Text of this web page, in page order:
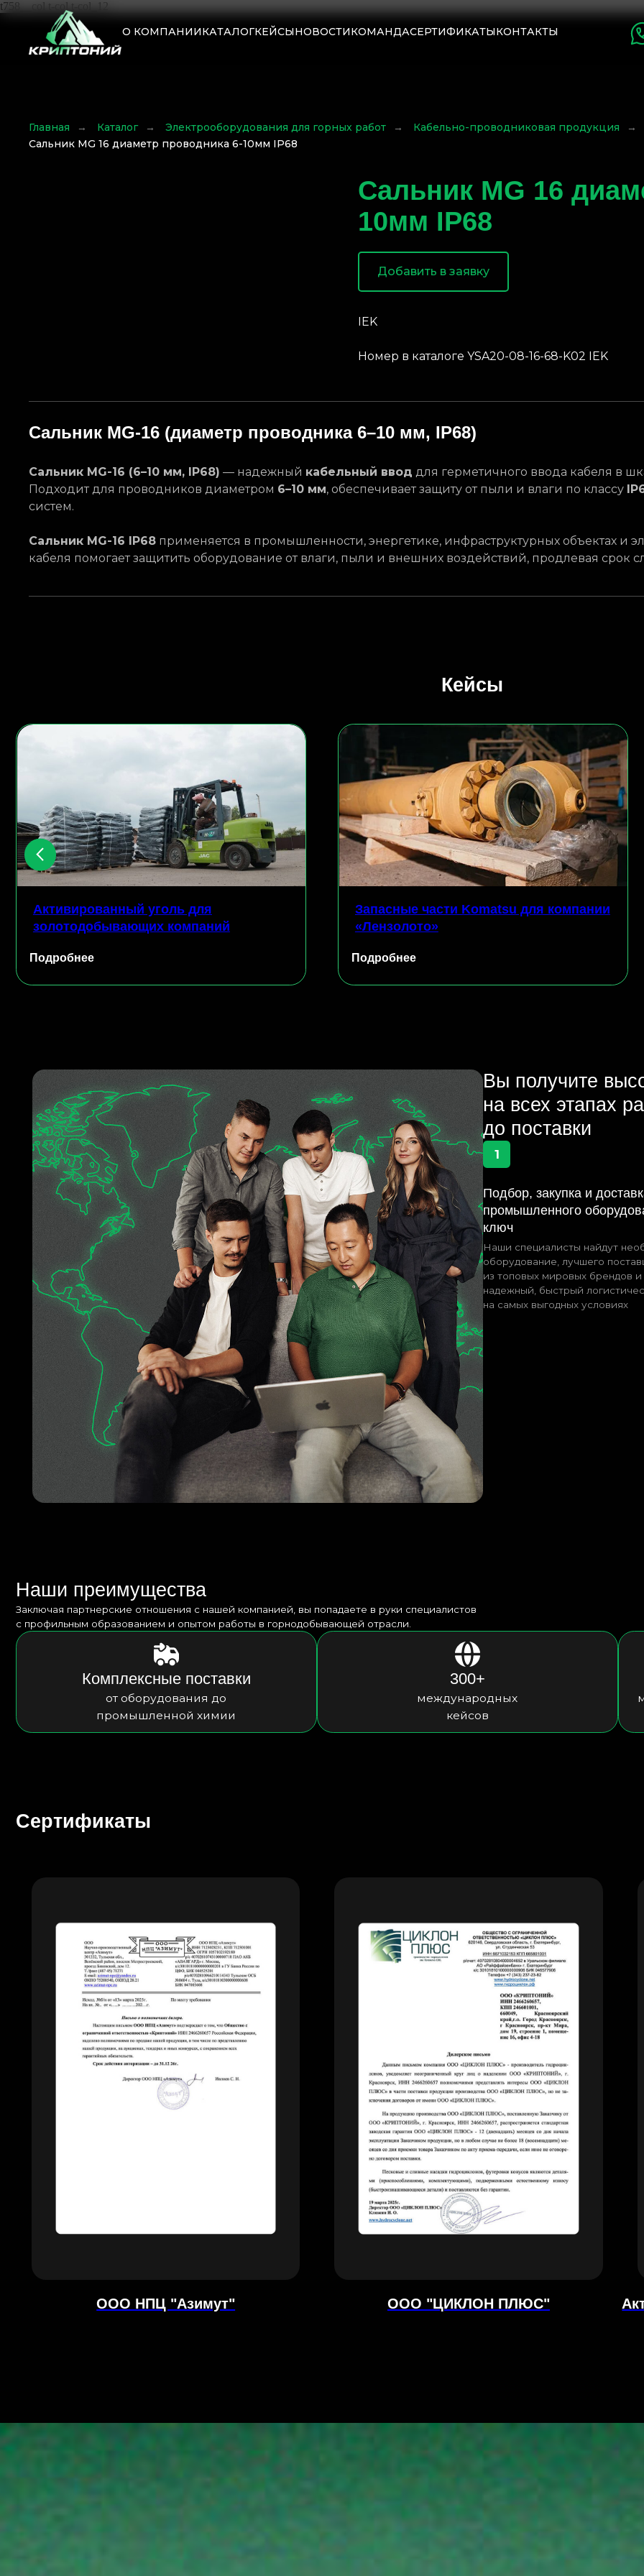
О КОМПАНИИКАТАЛОГКЕЙСЫНОВОСТИКОМАНДАСЕРТИФИКАТЫКОНТАКТЫ
t758__col t-col t-col_12
Главная → Каталог → Электрооборудования для горных работ → Кабельно-проводниковая продукция
→
Сальник MG 16 диаметр проводника 6-10мм IP68
Сальник MG 16
10мм IP68
Добавить в заявку
IEK
Номер в каталоге YSA20-08-16-68-K02 IEK
Сальник MG-16 (диаметр проводника 6–10 мм, IP68)
Сальник MG-16 (6–10 мм, IP68) — надежный кабельный ввод для герметичного ввода кабеля в
Подходит для проводников диаметром 6–10 мм, обеспечивает защиту от пыли и влаги по классу
систем.
Сальник MG-16 IP68 применяется в промышленности, энергетике, инфраструктурных объектах и
кабеля помогает защитить оборудование от влаги, пыли и внешних воздействий, продлевая срок
Активированный уголь для
золотодобывающих компаний
Подробнее
Запасные части Komatsu для компании
«Лензолото»
Подробнее
Вы получите
на всех этапах работы: от
промышленного оборудования под
Наши специалисты найдут необходимое
оборудование, лучшего поставщика
из топовых мировых брендов и организуют
надежный, быстрый логистический путь
на самых выгодных условиях
Наши преимущества
Заключая партнерские отношения с нашей компанией, вы попадаете в руки специалистов
с профильным образованием и опытом работы в горнодобывающей отрасли.
Комплексные поставки 300+
Сертификаты
ООО НПЦ "Азимут" ООО "ЦИКЛОН ПЛЮС"